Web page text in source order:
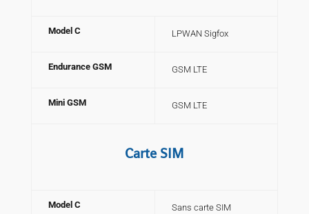
Model C LPWAN Sigfox
Endurance GSM GSM LTE
Mini GSM GSM LTE
Carte SIM
Model C Sans carte SIM